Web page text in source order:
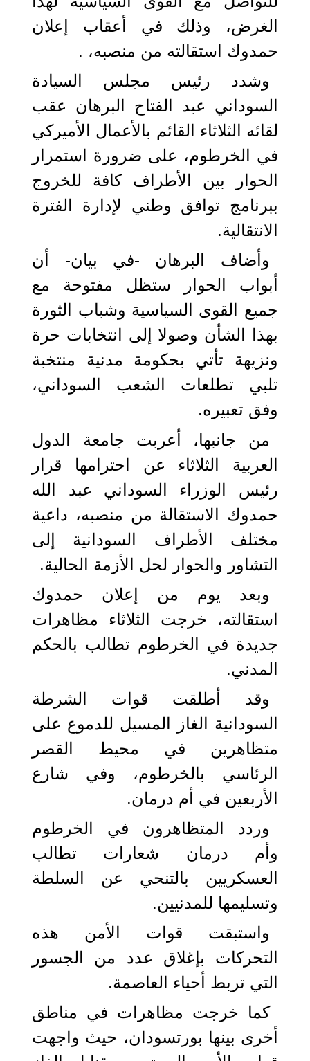
الغرض، وذلك في أعقاب إعلان
حمدوك استقالته من منصبه، .
وشدد رئيس مجلس السيادة
السوداني عبد الفتاح البرهان عقب
لقائه الثلاثاء القائم بالأعمال الأميركي
في الخرطوم، على ضرورة استمرار
الحوار بين الأطراف كافة للخروج
ببرنامج توافق وطني لإدارة الفترة
الانتقالية.
وأضاف البرهان -في بيان- أن
أبواب الحوار ستظل مفتوحة مع
جميع القوى السياسية وشباب الثورة
بهذا الشأن وصولا إلى انتخابات حرة
ونزيهة تأتي بحكومة مدنية منتخبة
تلبي تطلعات الشعب السوداني،
وفق تعبيره.
من جانبها، أعربت جامعة الدول
العربية الثلاثاء عن احترامها قرار
رئيس الوزراء السوداني عبد الله
حمدوك الاستقالة من منصبه، داعية
مختلف الأطراف السودانية إلى
التشاور والحوار لحل الأزمة الحالية.
وبعد يوم من إعلان حمدوك
استقالته، خرجت الثلاثاء مظاهرات
جديدة في الخرطوم تطالب بالحكم
المدني.
وقد أطلقت قوات الشرطة
السودانية الغاز المسيل للدموع على
متظاهرين في محيط القصر
الرئاسي بالخرطوم، وفي شارع
الأربعين في أم درمان.
وردد المتظاهرون في الخرطوم
وأم درمان شعارات تطالب
العسكريين بالتنحي عن السلطة
وتسليمها للمدنيين.
واستبقت قوات الأمن هذه
التحركات بإغلاق عدد من الجسور
التي تربط أحياء العاصمة.
كما خرجت مظاهرات في مناطق
أخرى بينها بورتسودان، حيث واجهت